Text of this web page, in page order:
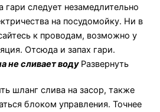
гари следует незамедлительно
на посудомойку. Ни в
к проводам, возможно у
Отсюда и запах гари.
не сливает воду Развернуть
шланг слива на засор, также
блоком управления. Точнее